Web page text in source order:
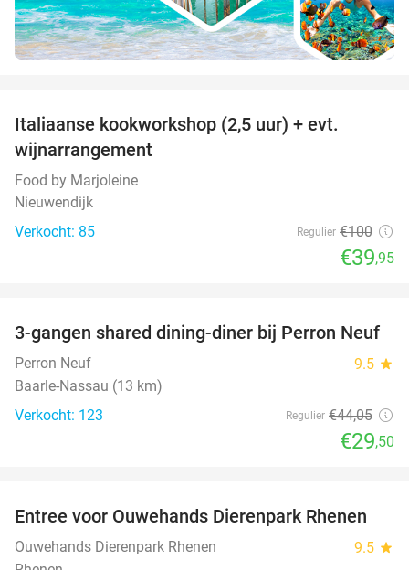
Italiaanse kookworkshop (2,5 uur) + evt.
wijnarrangement
Food by Marjoleine
Nieuwendijk
Verkocht: 85
Regulier €100
€39,95
33%
3-gangen shared dining-diner bij Perron Neuf
Perron Neuf 9.5 star
Baarle-Nassau (13 km)
Verkocht: 123
Regulier €44,05
€29,50
19%
Entree voor Ouwehands Dierenpark Rhenen
Ouwehands Dierenpark Rhenen 9.5 star